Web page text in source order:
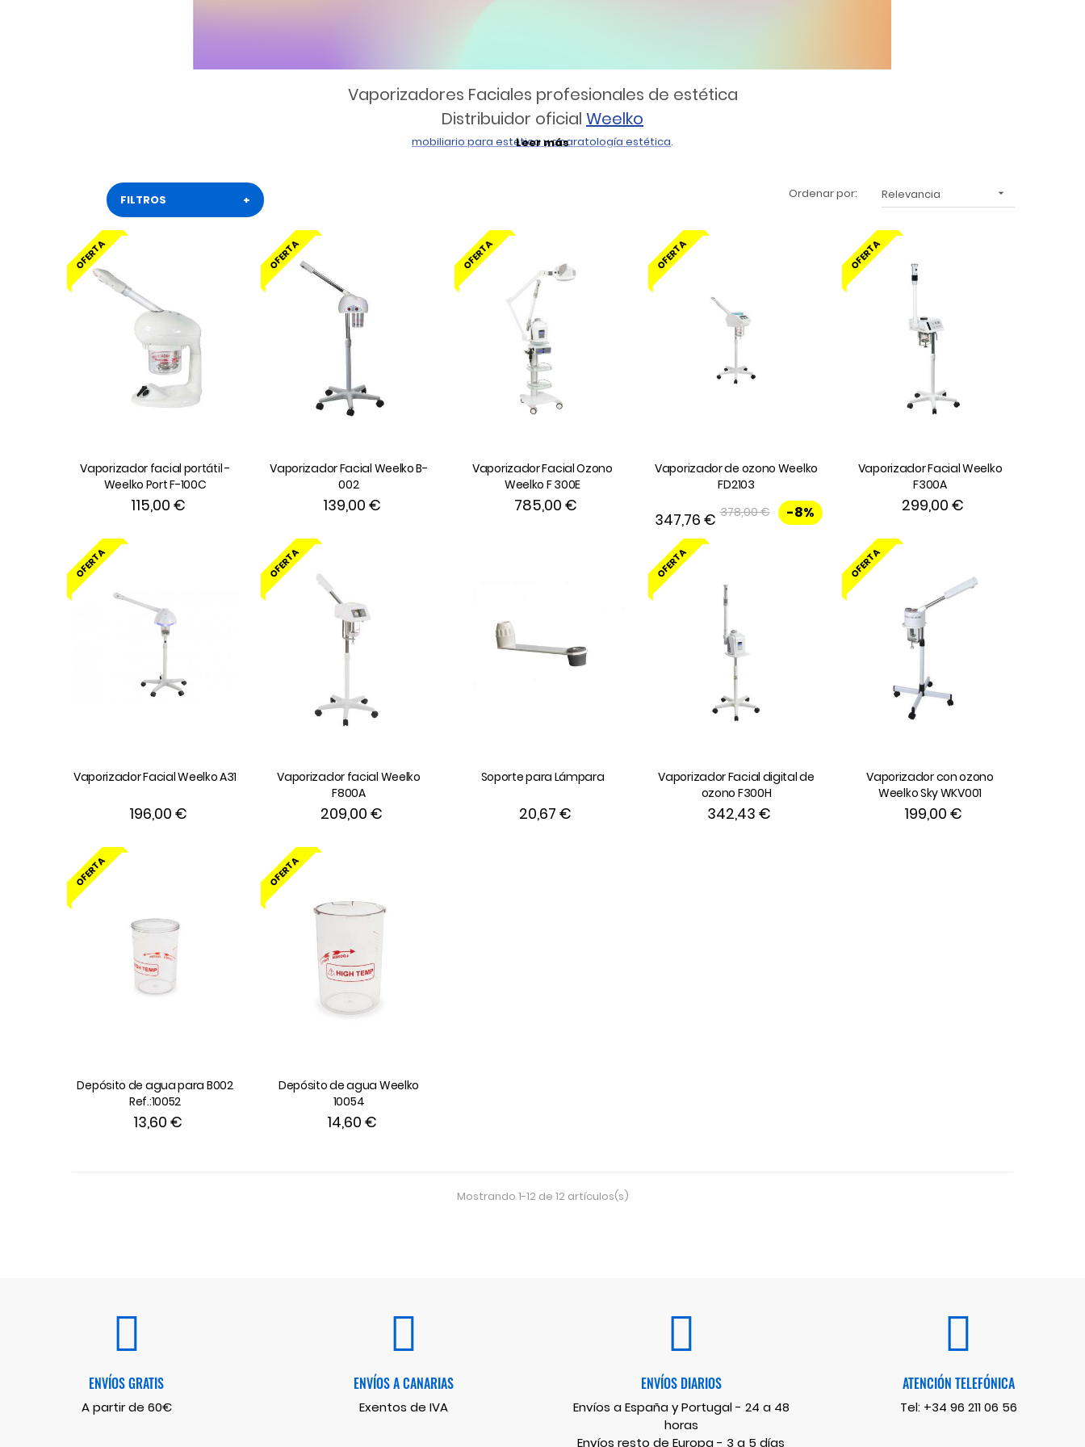
Vaporizadores Faciales profesionales de estética
Distribuidor oficial Weelko
mobiliario para estéticayaparatología estética.
Leer más
FILTROS + Ordenar por: Relevancia 
OFERTA
Vaporizador facial portátil -
Weelko Port F-100C
115,00 €
OFERTA
Vaporizador Facial Weelko B-
002
139,00 €
OFERTA
Vaporizador Facial Ozono
Weelko F 300E
785,00 €
OFERTA
Vaporizador de ozono Weelko
FD2103
347,76 € 378,00 € -8%
OFERTA
Vaporizador Facial Weelko
F300A
299,00 €
OFERTA
Vaporizador Facial Weelko A31
196,00 €
OFERTA
Vaporizador facial Weelko
F800A
209,00 €
Soporte para Lámpara
20,67 €
OFERTA
Vaporizador Facial digital de
ozono F300H
342,43 €
OFERTA
Vaporizador con ozono
Weelko Sky WKV001
199,00 €
OFERTA
Depósito de agua para B002
Ref.:10052
13,60 €
OFERTA
Depósito de agua Weelko
10054
14,60 €
Mostrando 1-12 de 12 artículos(s)
ENVÍOS GRATIS
A partir de 60€
ENVÍOS A CANARIAS
Exentos de IVA
ENVÍOS DIARIOS
Envíos a España y Portugal - 24 a 48
horas
Envíos resto de Europa - 3 a 5 días
ATENCIÓN TELEFÓNICA
Tel: +34 96 211 06 56